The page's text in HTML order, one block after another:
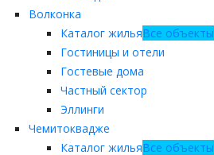
Волконка
Каталог жильяВсе объекты
Гостиницы и отели
Гостевые дома
Частный сектор
Эллинги
Чемитоквадже
Каталог жильяВсе объекты